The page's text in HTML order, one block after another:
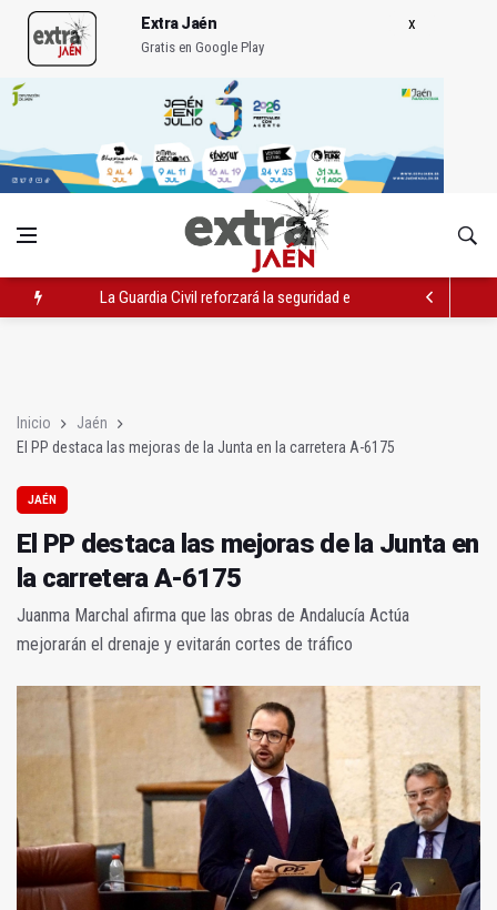
Extra Jaén
Gratis en Google Play
La Guardia Civil reforzará la seguridad el 12 de agosto por el
Inicio
Jaén
El PP destaca las mejoras de la Junta en la carretera A-6175
JAÉN
El PP destaca las mejoras de la Junta en
la carretera A-6175
Juanma Marchal afirma que las obras de Andalucía Actúa
mejorarán el drenaje y evitarán cortes de tráfico